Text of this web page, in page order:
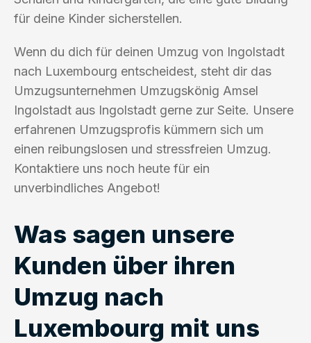
für deine Kinder sicherstellen.
Wenn du dich für deinen Umzug von Ingolstadt
nach Luxembourg entscheidest, steht dir das
Umzugsunternehmen Umzugskönig Amsel
Ingolstadt aus Ingolstadt gerne zur Seite. Unsere
erfahrenen Umzugsprofis kümmern sich um
einen reibungslosen und stressfreien Umzug.
Kontaktiere uns noch heute für ein
unverbindliches Angebot!
Was sagen unsere
Kunden über ihren
Umzug nach
Luxembourg mit uns